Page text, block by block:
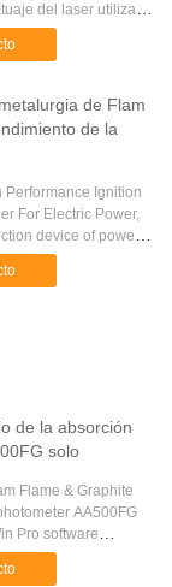
del laser utiliza la
específica (1064nm
de Flam
de la
Performance Ignition
For Electric Power,
device of power
equipment of
de la absorción
solo
Flame & Graphite
AA500FG
Pro software
and auto
...